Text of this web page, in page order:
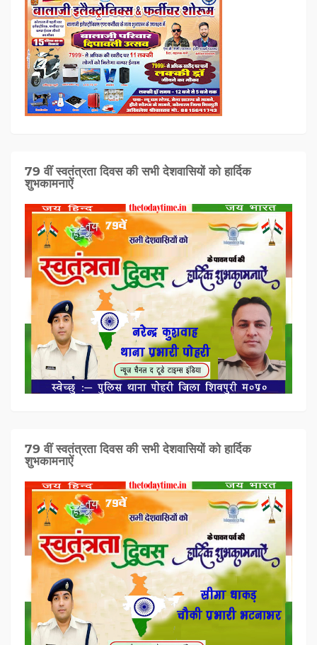
79 वीं स्वतंत्रता दिवस की सभी देशवासियों को हार्दिक
शुभकामनाऐं
79 वीं स्वतंत्रता दिवस की सभी देशवासियों को हार्दिक
शुभकामनाऐं